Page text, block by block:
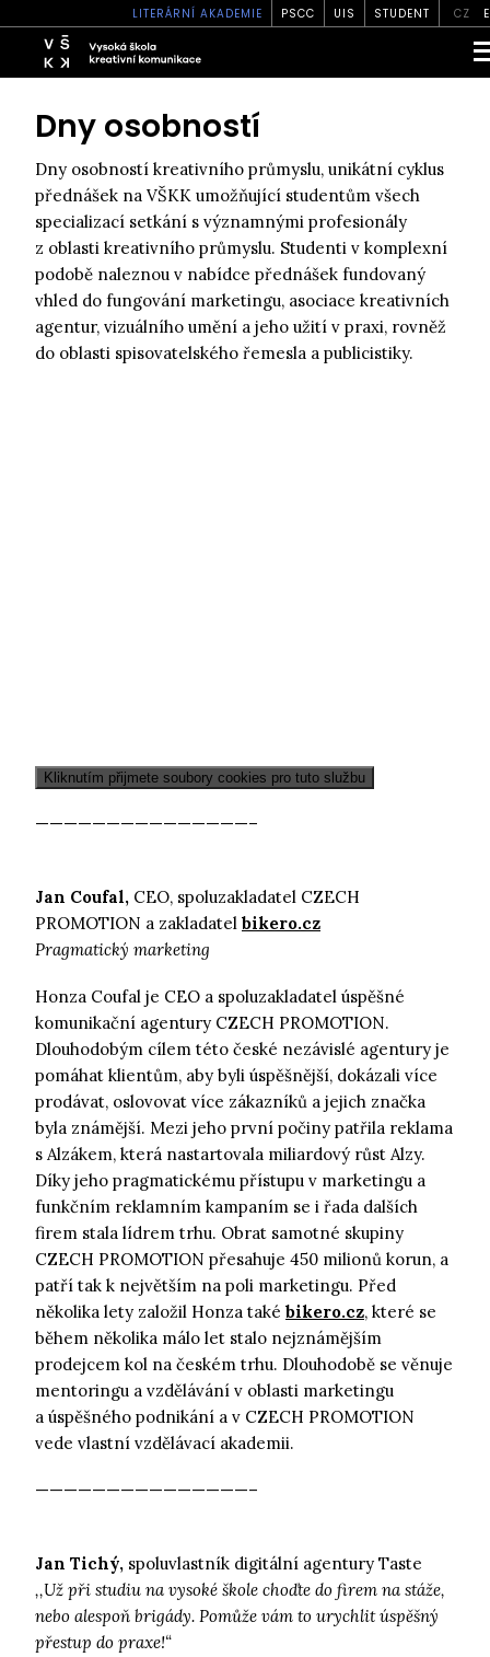
LITERÁRNÍ AKADEMIE PSCC UIS STUDENT CZ
Dny osobností
Dny osobností kreativního průmyslu, unikátní cyklus
přednášek na VŠKK umožňující studentům všech
specializací setkání s významnými profesionály
z oblasti kreativního průmyslu. Studenti v komplexní
podobě naleznou v nabídce přednášek fundovaný
vhled do fungování marketingu, asociace kreativních
agentur, vizuálního umění a jeho užití v praxi, rovněž
do oblasti spisovatelského řemesla a publicistiky.
Kliknutím přijmete soubory cookies pro tuto službu
———————————————–
Jan Coufal, CEO, spoluzakladatel CZECH
PROMOTION a zakladatel bikero.cz
Pragmatický marketing
Honza Coufal je CEO a spoluzakladatel úspěšné
komunikační agentury CZECH PROMOTION.
Dlouhodobým cílem této české nezávislé agentury je
pomáhat klientům, aby byli úspěšnější, dokázali více
prodávat, oslovovat více zákazníků a jejich značka
byla známější. Mezi jeho první počiny patřila reklama
s Alzákem, která nastartovala miliardový růst Alzy.
Díky jeho pragmatickému přístupu v marketingu a
funkčním reklamním kampaním se i řada dalších
firem stala lídrem trhu. Obrat samotné skupiny
CZECH PROMOTION přesahuje 450 milionů korun, a
patří tak k největším na poli marketingu. Před
několika lety založil Honza také bikero.cz, které se
během několika málo let stalo nejznámějším
prodejcem kol na českém trhu. Dlouhodobě se věnuje
mentoringu a vzdělávání v oblasti marketingu
a úspěšného podnikání a v CZECH PROMOTION
vede vlastní vzdělávací akademii.
———————————————–
Jan Tichý, spoluvlastník digitální agentury Taste
,,Už při studiu na vysoké škole choďte do firem na stáže,
nebo alespoň brigády. Pomůže vám to urychlit úspěšný
přestup do praxe!“